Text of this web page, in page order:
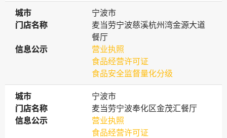
城市
城市
宁波市
门店名称
门店名称
麦当劳宁波慈溪杭州湾金源大道
餐厅
信息公示
信息公示
营业执照
食品经营许可证
食品安全监督量化分级
城市
城市
宁波市
门店名称
门店名称
麦当劳宁波奉化区金茂汇餐厅
信息公示
信息公示
营业执照
食品经营许可证